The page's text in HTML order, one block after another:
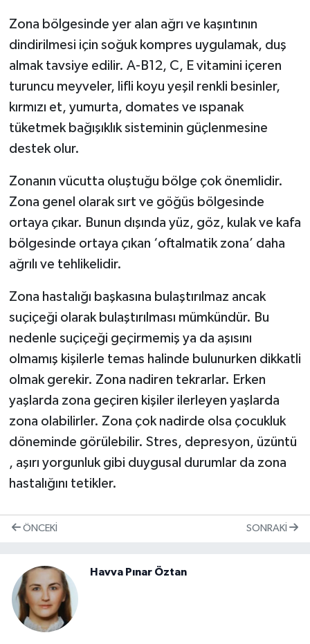
Zona bölgesinde yer alan ağrı ve kaşıntının
dindirilmesi için soğuk kompres uygulamak, duş
almak tavsiye edilir. A-B12, C, E vitamini içeren
turuncu meyveler, lifli koyu yeşil renkli besinler,
kırmızı et, yumurta, domates ve ıspanak
tüketmek bağışıklık sisteminin güçlenmesine
destek olur.
Zonanın vücutta oluştuğu bölge çok önemlidir.
Zona genel olarak sırt ve göğüs bölgesinde
ortaya çıkar. Bunun dışında yüz, göz, kulak ve kafa
bölgesinde ortaya çıkan ‘oftalmatik zona’ daha
ağrılı ve tehlikelidir.
Zona hastalığı başkasına bulaştırılmaz ancak
suçiçeği olarak bulaştırılması mümkündür. Bu
nedenle suçiçeği geçirmemiş ya da aşısını
olmamış kişilerle temas halinde bulunurken dikkatli
olmak gerekir. Zona nadiren tekrarlar. Erken
yaşlarda zona geçiren kişiler ilerleyen yaşlarda
zona olabilirler. Zona çok nadirde olsa çocukluk
döneminde görülebilir. Stres, depresyon, üzüntü
, aşırı yorgunluk gibi duygusal durumlar da zona
hastalığını tetikler.
ÖNCEKI SONRAKI
Havva Pınar Öztan